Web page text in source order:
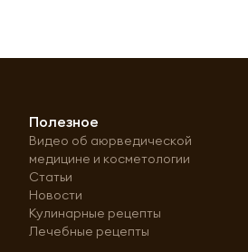
Полезное
Видео об аюрведической
медицине и косметологии
Статьи
Новости
Кулинарные рецепты
Лечебные рецепты